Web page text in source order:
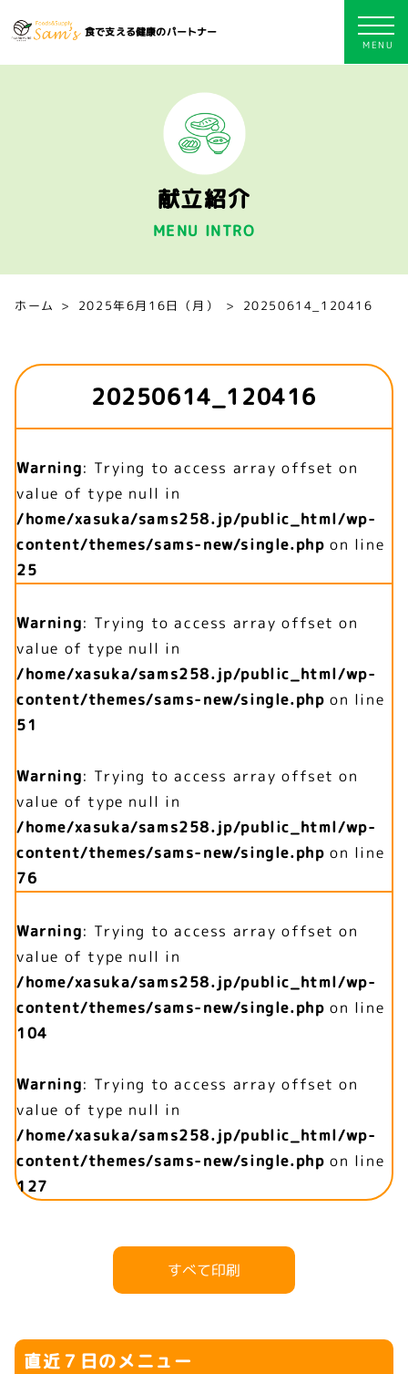
食で支える健康のパートナー
献立紹介
MENU INTRO
ホーム 2025年6月16日（月） 20250614_120416
20250614_120416
Warning: Trying to access array offset on
value of type null in
/home/xasuka/sams258.jp/public_html/wp-
content/themes/sams-new/single.php on line
25
Warning: Trying to access array offset on
value of type null in
/home/xasuka/sams258.jp/public_html/wp-
content/themes/sams-new/single.php on line
51
Warning: Trying to access array offset on
value of type null in
/home/xasuka/sams258.jp/public_html/wp-
content/themes/sams-new/single.php on line
76
Warning: Trying to access array offset on
value of type null in
/home/xasuka/sams258.jp/public_html/wp-
content/themes/sams-new/single.php on line
104
Warning: Trying to access array offset on
value of type null in
/home/xasuka/sams258.jp/public_html/wp-
content/themes/sams-new/single.php on line
127
すべて印刷
直近７日のメニュー